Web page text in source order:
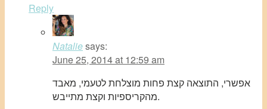
Reply
Nataliesays:
June 25, 2014 at 12:59 am
אפשרי, התוצאה קצת פחות מוצלחת לטעמי, מאבד
מהקריספיות וקצת מתייבש.